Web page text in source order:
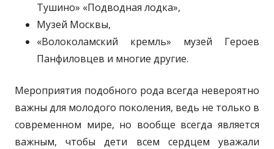
Тушино» «Подводная лодка»,
Музей Москвы,
«Волоколамский кремль» музей Героев
Панфиловцев и многие другие.
Мероприятия подобного рода всегда невероятно
важны для молодого поколения, ведь не только в
современном мире, но вообще всегда является
важным, чтобы дети всем сердцем уважали